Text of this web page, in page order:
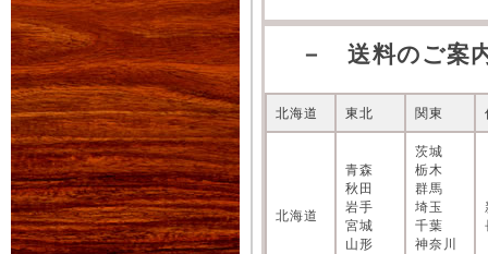
－ 送料のご案
北海道 東北 関東
北海道
青森
秋田
岩手
宮城
山形
茨城
栃木
群馬
埼玉
千葉
神奈川